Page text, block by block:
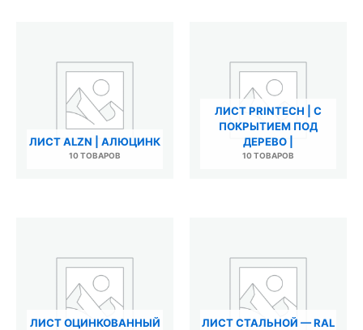
ЛИСТ ALZN | АЛЮЦИНК
10 ТОВАРОВ
ЛИСТ PRINTECH | С
ПОКРЫТИЕМ ПОД
ДЕРЕВО |
10 ТОВАРОВ
ЛИСТ ОЦИНКОВАННЫЙ
ЛИСТ СТАЛЬНОЙ — RAL